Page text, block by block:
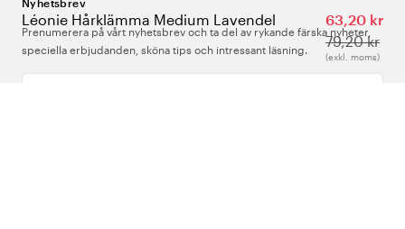
Léonie Hårklämma Medium Lavendel
63,20 kr
79,20 kr
(exkl. moms)
Nyhetsbrev
Prenumerera på vårt nyhetsbrev och ta del av rykande färska nyheter,
speciella erbjudanden, sköna tips och intressant läsning.
Ange din e-postadress